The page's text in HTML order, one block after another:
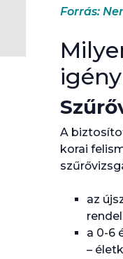
Forrás:
A
korai
az
a 0-6
–